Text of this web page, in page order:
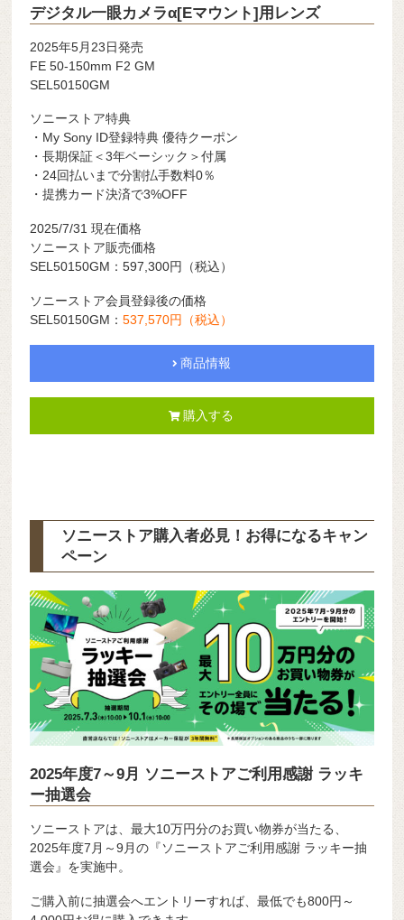
デジタル一眼カメラα[Eマウント]用レンズ
2025年5月23日発売
FE 50-150mm F2 GM
SEL50150GM
ソニーストア特典
・My Sony ID登録特典 優待クーポン
・長期保証＜3年ベーシック＞付属
・24回払いまで分割払手数料0％
・提携カード決済で3%OFF
2025/7/31 現在価格
ソニーストア販売価格
SEL50150GM：597,300円（税込）
ソニーストア会員登録後の価格
SEL50150GM：537,570円（税込）
商品情報
購入する
ソニーストア購入者必見！お得になるキャン
ペーン
2025年度7～9月 ソニーストアご利用感謝 ラッキ
ー抽選会
ソニーストアは、最大10万円分のお買い物券が当たる、
2025年度7月～9月の『ソニーストアご利用感謝 ラッキー抽
選会』を実施中。
ご購入前に抽選会へエントリーすれば、最低でも800円～